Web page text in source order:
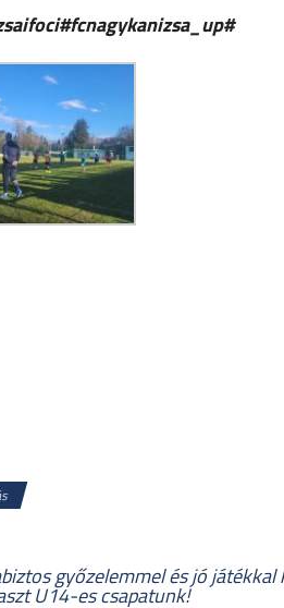
győzelemmel és jó játékkal
U14-es csapatunk!